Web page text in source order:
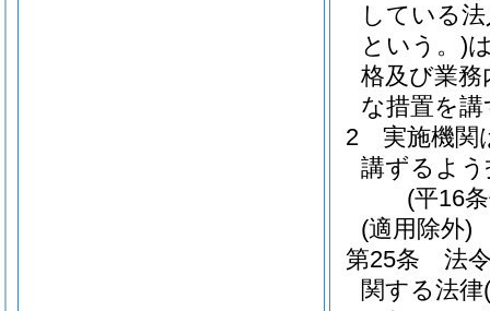
している
という。)
格及び業
な措置を
2
実施機関
講ずるよ
(平16
(適用除外)
第25条
法
関する法律